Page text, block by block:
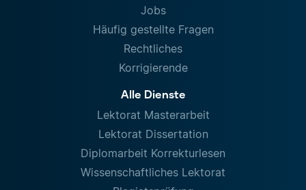
Jobs
Häufig gestellte Fragen
Rechtliches
Korrigierende
Alle Dienste
Lektorat Masterarbeit
Lektorat Dissertation
Diplomarbeit Korrekturlesen
Wissenschaftliches Lektorat